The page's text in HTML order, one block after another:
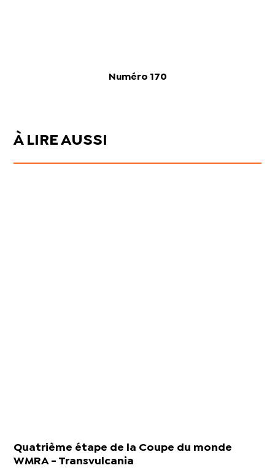
Numéro 170
À LIRE AUSSI
Quatrième étape de la Coupe du monde
WMRA - Transvulcania